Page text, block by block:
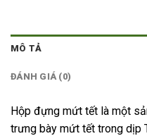
MÔ TẢ
ĐÁNH GIÁ (0)
Hộp đựng mứt tết là một
trưng bày mứt tết trong dịp